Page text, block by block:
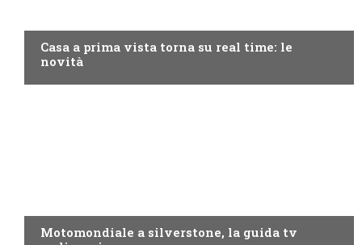
Casa a prima vista torna su real time: le
novità
Motomondiale a silverstone, la guida tv